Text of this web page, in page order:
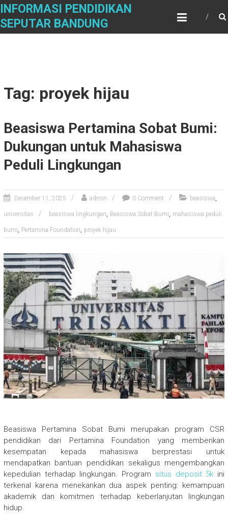
Skip
content
INFORMASI PENDIDIKAN
SEPUTAR BANDUNG
Tag: proyek hijau
Beasiswa Pertamina Sobat Bumi:
Dukungan untuk Mahasiswa
Peduli Lingkungan
December 11, 2025 admin 0 Comment beasiswa,
universitas beasiswa lingkungan, Beasiswa Sobat Bumi, mahasiswa peduli
bumi, Pertamina Foundation, proyek hijau
Beasiswa Pertamina Sobat Bumi merupakan program CSR
pendidikan dari Pertamina Foundation yang memberikan
kesempatan kepada mahasiswa berprestasi untuk
mendapatkan bantuan pendidikan sekaligus mengembangkan
kepedulian terhadap lingkungan. Program situs deposit 5k ini
terkenal karena menekankan dua aspek penting: kemampuan
akademik dan komitmen terhadap keberlanjutan lingkungan
hidup.